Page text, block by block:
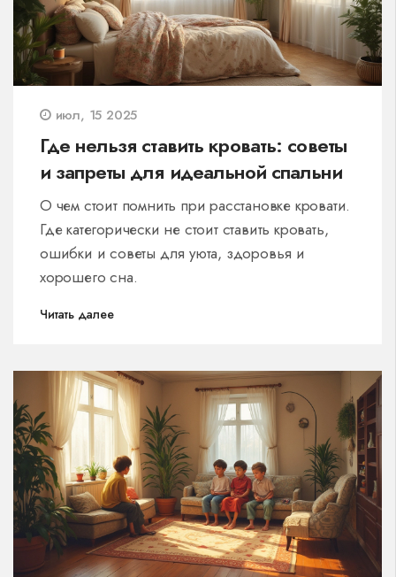
июл, 15 2025
Где нельзя ставить кровать: советы
и запреты для идеальной спальни
О чем стоит помнить при расстановке кровати.
Где категорически не стоит ставить кровать,
ошибки и советы для уюта, здоровья и
хорошего сна.
Читать далее